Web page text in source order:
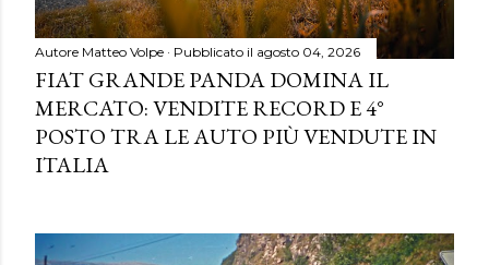
Autore Matteo Volpe Pubblicato il agosto 04, 2026
FIAT GRANDE PANDA DOMINA IL
MERCATO: VENDITE RECORD E 4°
POSTO TRA LE AUTO PIÙ VENDUTE IN
ITALIA